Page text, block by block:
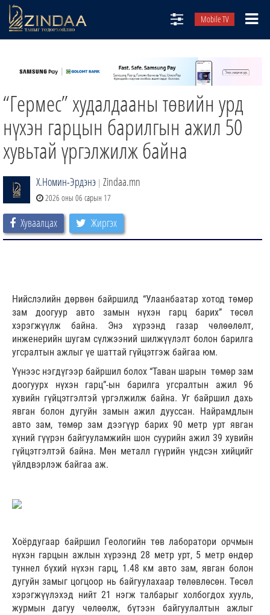
Mobile TV
ТВ8
ӨГЛӨӨНИЙ СОНИН
АУДИО ЗОХИОЛ
ЗИНДАА СЭТГҮҮЛ
“Гермес” худалдааны төвийн урд
нүхэн гарцын барилгын ажил 50
хувьтай үргэлжилж байна
Х.Номин-Эрдэнэ | Zindaa.mn
2026 оны 06 сарын 17
Хуваалцах Жиргэх
Нийслэлийн дөрвөн байршилд “Улаанбаатар хотод төмөр
зам доогуур авто замын нүхэн гарц барих” төсөл
хэрэгжүүлж байна. Энэ хүрээнд газар чөлөөлөлт,
инженерийн шугам сүлжээний шилжүүлэлт болон барилга
угсралтын ажлыг үе шаттай гүйцэтгэж байгаа юм.
Үүнээс нэгдүгээр байршил болох “Таван шарын төмөр зам
доогуурх нүхэн гарц”-ын барилга угсралтын ажил 96
хувийн гүйцэтгэлтэй үргэлжилж байна. Уг байршил дахь
явган болон дугуйн замын ажил дууссан. Найрамдлын
авто зам, төмөр зам дээгүүр барих 90 метр урт явган
хүний гүүрэн байгууламжийн шон суурийн ажил 39 хувийн
гүйцэтгэлтэй байна. Мөн металл гүүрийн үндсэн хийцийг
үйлдвэрлэж байгаа аж.
Хоёрдугаар байршил Геологийн төв лаборатори орчмын
нүхэн гарцын ажлын хүрээнд 28 метр урт, 5 метр өндөр
туннел бүхий нүхэн гарц, 1.48 км авто зам, явган болон
дугуйн замыг цогцоор нь байгуулахаар төлөвлөсөн. Төсөл
хэрэгжүүлэхэд нийт 21 нэгж талбарыг холбогдох хууль,
журмын дагуу чөлөөлж, бүтээн байгуулалтын ажлыг